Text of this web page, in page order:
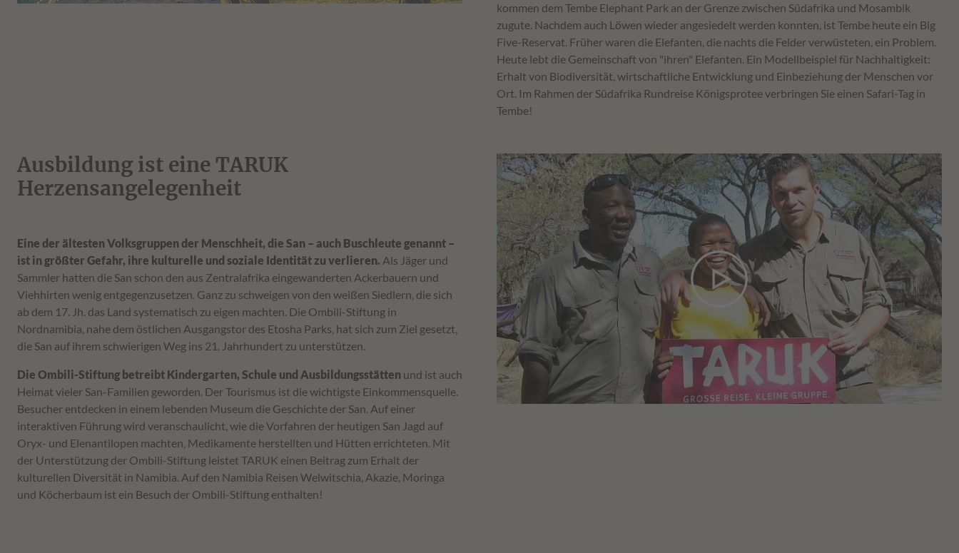
kommen dem Tembe Elephant Park an der Grenze zwischen Südafrika und Mosambik
zugute. Nachdem auch Löwen wieder angesiedelt werden konnten, ist Tembe heute ein Big
Five-Reservat. Früher waren die Elefanten, die nachts die Felder verwüsteten, ein Problem.
Heute lebt die Gemeinschaft von "ihren" Elefanten. Ein Modellbeispiel für Nachhaltigkeit:
Erhalt von Biodiversität, wirtschaftliche Entwicklung und Einbeziehung der Menschen vor
Ort. Im Rahmen der Südafrika Rundreise Königsprotee verbringen Sie einen Safari-Tag in
Tembe!
Ausbildung ist eine TARUK
Herzensangelegenheit
Eine der ältesten Volksgruppen der Menschheit, die San – auch Buschleute genannt –
ist in größter Gefahr, ihre kulturelle und soziale Identität zu verlieren. Als Jäger und
Sammler hatten die San schon den aus Zentralafrika eingewanderten Ackerbauern und
Viehhirten wenig entgegenzusetzen. Ganz zu schweigen von den weißen Siedlern, die sich
ab dem 17. Jh. das Land systematisch zu eigen machten. Die Ombili-Stiftung in
Nordnamibia, nahe dem östlichen Ausgangstor des Etosha Parks, hat sich zum Ziel gesetzt,
die San auf ihrem schwierigen Weg ins 21. Jahrhundert zu unterstützen.
Die Ombili-Stiftung betreibt Kindergarten, Schule und Ausbildungsstätten und ist auch
Heimat vieler San-Familien geworden. Der Tourismus ist die wichtigste Einkommensquelle.
Besucher entdecken in einem lebenden Museum die Geschichte der San. Auf einer
interaktiven Führung wird veranschaulicht, wie die Vorfahren der heutigen San Jagd auf
Oryx- und Elenantilopen machten, Medikamente herstellten und Hütten errichteten. Mit
der Unterstützung der Ombili-Stiftung leistet TARUK einen Beitrag zum Erhalt der
kulturellen Diversität in Namibia. Auf den Namibia Reisen Welwitschia, Akazie, Moringa
und Köcherbaum ist ein Besuch der Ombili-Stiftung enthalten!